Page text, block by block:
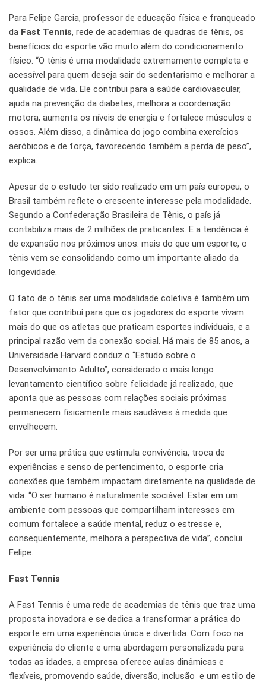
Para Felipe Garcia, professor de educação física e franqueado
da Fast Tennis, rede de academias de quadras de tênis, os
benefícios do esporte vão muito além do condicionamento
físico. “O tênis é uma modalidade extremamente completa e
acessível para quem deseja sair do sedentarismo e melhorar a
qualidade de vida. Ele contribui para a saúde cardiovascular,
ajuda na prevenção da diabetes, melhora a coordenação
motora, aumenta os níveis de energia e fortalece músculos e
ossos. Além disso, a dinâmica do jogo combina exercícios
aeróbicos e de força, favorecendo também a perda de peso”,
explica.
Apesar de o estudo ter sido realizado em um país europeu, o
Brasil também reflete o crescente interesse pela modalidade.
Segundo a Confederação Brasileira de Tênis, o país já
contabiliza mais de 2 milhões de praticantes. E a tendência é
de expansão nos próximos anos: mais do que um esporte, o
tênis vem se consolidando como um importante aliado da
longevidade.
O fato de o tênis ser uma modalidade coletiva é também um
fator que contribui para que os jogadores do esporte vivam
mais do que os atletas que praticam esportes individuais, e a
principal razão vem da conexão social. Há mais de 85 anos, a
Universidade Harvard conduz o “Estudo sobre o
Desenvolvimento Adulto”, considerado o mais longo
levantamento científico sobre felicidade já realizado, que
aponta que as pessoas com relações sociais próximas
permanecem fisicamente mais saudáveis à medida que
envelhecem.
Por ser uma prática que estimula convivência, troca de
experiências e senso de pertencimento, o esporte cria
conexões que também impactam diretamente na qualidade de
vida. “O ser humano é naturalmente sociável. Estar em um
ambiente com pessoas que compartilham interesses em
comum fortalece a saúde mental, reduz o estresse e,
consequentemente, melhora a perspectiva de vida”, conclui
Felipe.
Fast Tennis
A Fast Tennis é uma rede de academias de tênis que traz uma
proposta inovadora e se dedica a transformar a prática do
esporte em uma experiência única e divertida. Com foco na
experiência do cliente e uma abordagem personalizada para
todas as idades, a empresa oferece aulas dinâmicas e
flexíveis, promovendo saúde, diversão, inclusão e um estilo de